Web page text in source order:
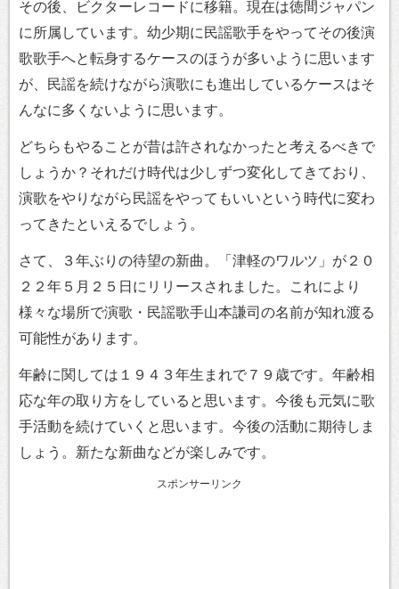
その後、ビクターレコードに移籍。現在は徳間ジャパン
に所属しています。幼少期に民謡歌手をやってその後演
歌歌手へと転身するケースのほうが多いように思います
が、民謡を続けながら演歌にも進出しているケースはそ
んなに多くないように思います。
どちらもやることが昔は許されなかったと考えるべきで
しょうか？それだけ時代は少しずつ変化してきており、
演歌をやりながら民謡をやってもいいという時代に変わ
ってきたといえるでしょう。
さて、３年ぶりの待望の新曲。「津軽のワルツ」が２０
２２年５月２５日にリリースされました。これにより
様々な場所で演歌・民謡歌手山本謙司の名前が知れ渡る
可能性があります。
年齢に関しては１９４３年生まれで７９歳です。年齢相
応な年の取り方をしていると思います。今後も元気に歌
手活動を続けていくと思います。今後の活動に期待しま
しょう。新たな新曲などが楽しみです。
スポンサーリンク